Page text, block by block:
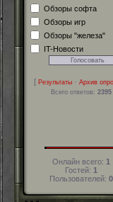
Обзоры софта
Обзоры игр
Обзоры "железа"
IT-Новости
[ Результаты· Архив
Всего ответов: 2395
Онлайн всего: 1
Гостей: 1
Пользователей: 0